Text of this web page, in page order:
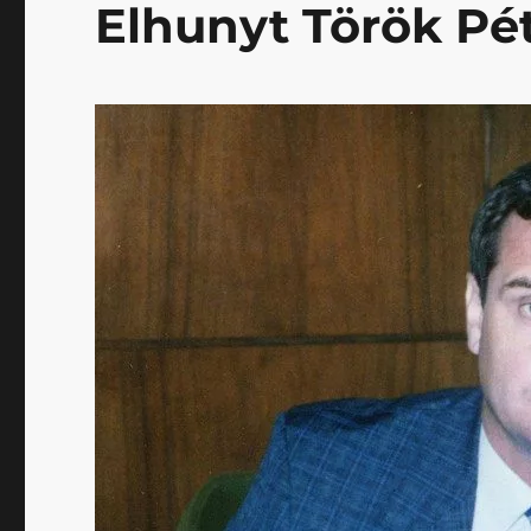
Elhunyt Török